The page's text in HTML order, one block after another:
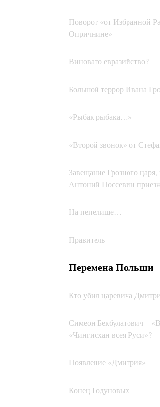
Поворот «от Избранной
Опричнине»
Виновато евразийство?
Большой террор Ивана
«Рыбак рыбака…»
«Второй звонок» от
Завещание Грозного царя,
Антоний Поссевин
На пепелище…
Правитель
Перемена Польши
Кто убил царевича
Симеон Бекбулатович –
«Чингисхан всея Руси»?
Появление «Дмитрия»
Конец Годуновых